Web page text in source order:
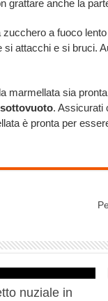
grattare anche la
a fuoco
attacchi e si bruci.
marmellata sia
sottovuoto. Assicurati
è pronta per
nuziale in